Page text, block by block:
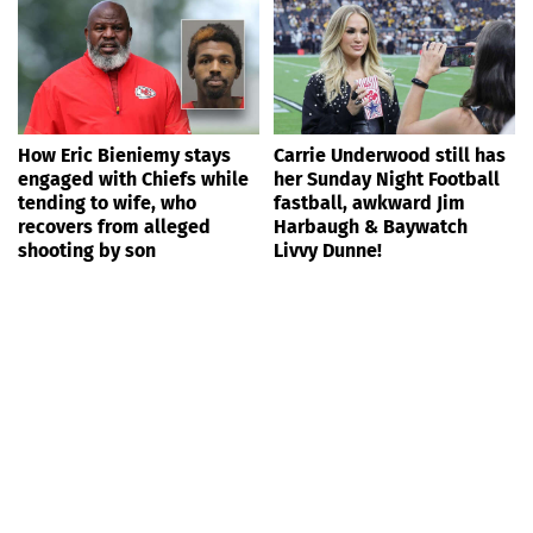
How Eric Bieniemy stays
engaged with Chiefs while
tending to wife, who
recovers from alleged
shooting by son
Carrie Underwood still has
her Sunday Night Football
fastball, awkward Jim
Harbaugh & Baywatch
Livvy Dunne!